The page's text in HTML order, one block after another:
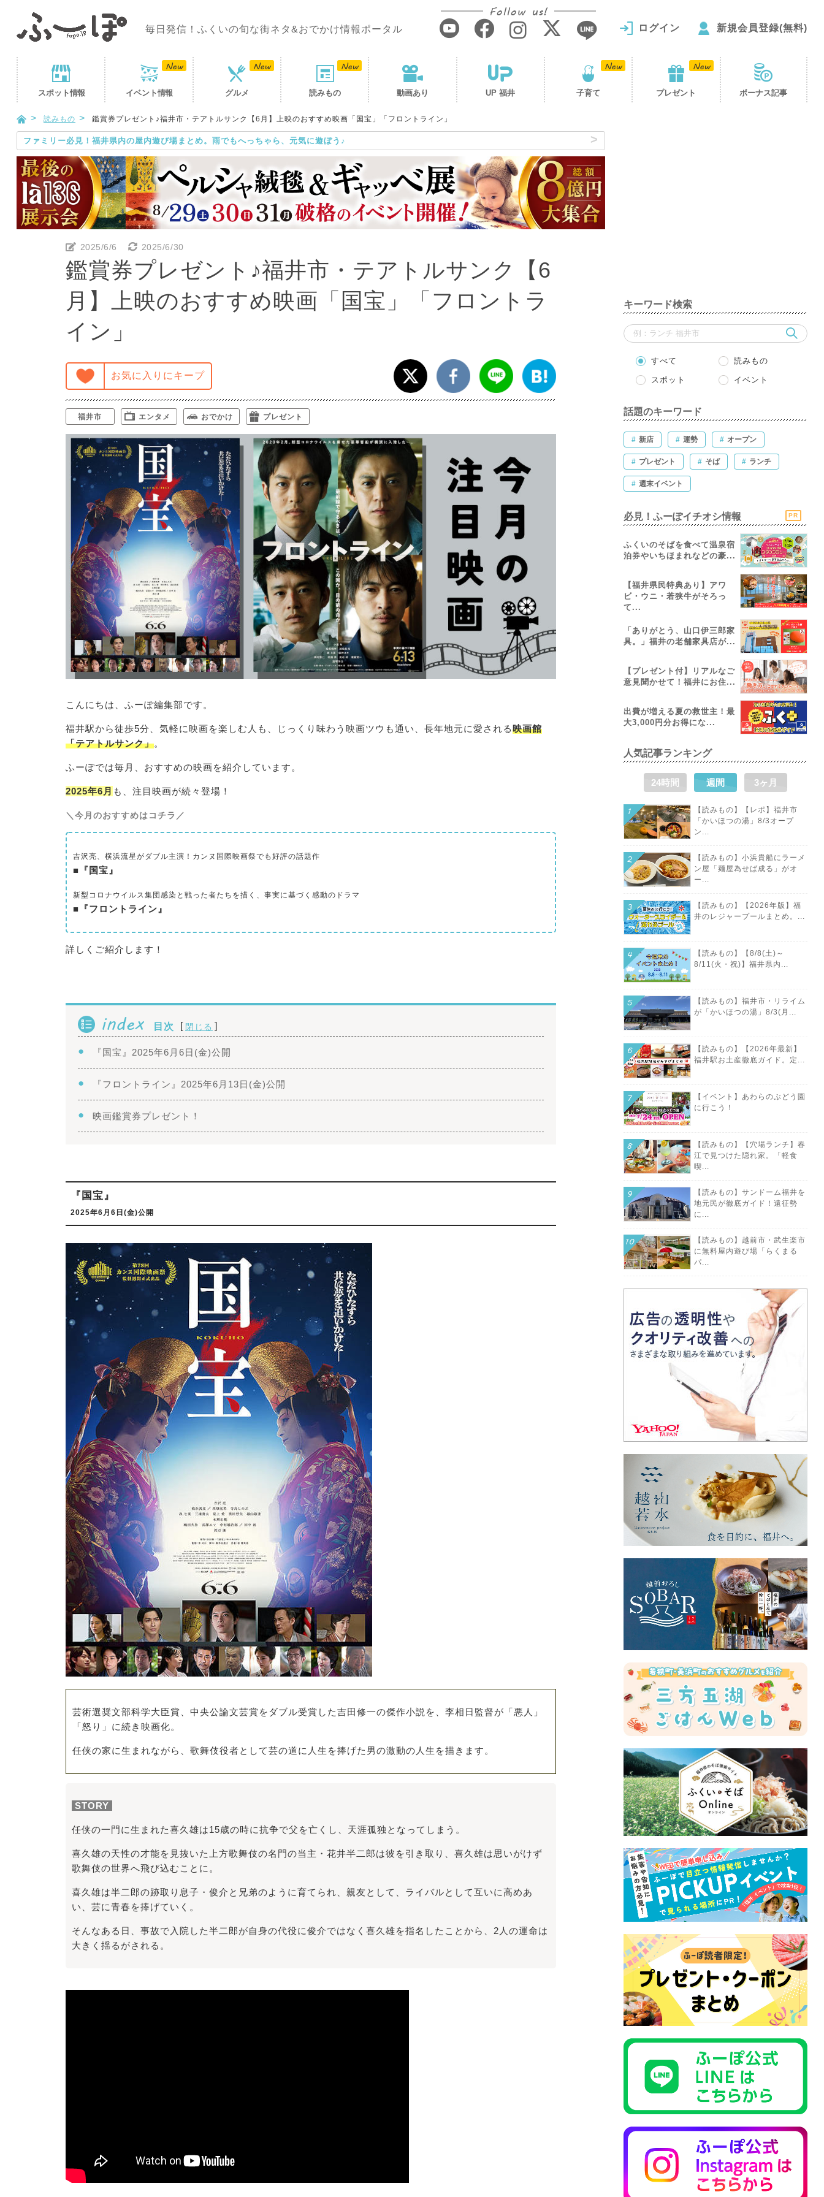
毎日発信！ふくいの旬な街ネタ&おでかけ情報ポータル
Follow us!
ログイン 新規会員登録(無料)
スポット情報 イベント情報 グルメ 読みもの 動画あり UP 福井 子育て プレゼント ボーナス記事
読みもの 鑑賞券プレゼント♪福井市・テアトルサンク【6月】上映のおすすめ映画「国宝」「フロントライン」
ファミリー必見！福井県内の屋内遊び場まとめ。雨でもへっちゃら、元気に遊ぼう♪
2025/6/6 2025/6/30
鑑賞券プレゼント♪福井市・テアトルサンク【6
月】上映のおすすめ映画「国宝」「フロントラ
イン」
お気に入りにキープ
福井市 エンタメ おでかけ プレゼント
こんにちは、ふーぽ編集部です。
福井駅から徒歩5分、気軽に映画を楽しむ人も、じっくり味わう映画ツウも通い、長年地元に愛される映画館
「テアトルサンク」。
ふーぽでは毎月、おすすめの映画を紹介しています。
2025年6月 も、注目映画が続々登場！
＼今月のおすすめはコチラ／
吉沢亮、横浜流星がダブル主演！カンヌ国際映画祭でも好評の話題作
■『国宝』
新型コロナウイルス集団感染と戦った者たちを描く、事実に基づく感動のドラマ
■『フロントライン』
詳しくご紹介します！
index 目次 [ 閉じる ]
『国宝』2025年6月6日(金)公開
『フロントライン』2025年6月13日(金)公開
映画鑑賞券プレゼント！
『国宝』
2025年6月6日(金)公開
芸術選奨文部科学大臣賞、中央公論文芸賞をダブル受賞した吉田修一の傑作小説を、李相日監督が「悪人」
「怒り」に続き映画化。
任侠の家に生まれながら、歌舞伎役者として芸の道に人生を捧げた男の激動の人生を描きます。
STORY
任侠の一門に生まれた喜久雄は15歳の時に抗争で父を亡くし、天涯孤独となってしまう。
喜久雄の天性の才能を見抜いた上方歌舞伎の名門の当主・花井半二郎は彼を引き取り、喜久雄は思いがけず
歌舞伎の世界へ飛び込むことに。
喜久雄は半二郎の跡取り息子・俊介と兄弟のように育てられ、親友として、ライバルとして互いに高めあ
い、芸に青春を捧げていく。
そんなある日、事故で入院した半二郎が自身の代役に俊介ではなく喜久雄を指名したことから、2人の運命は
大きく揺るがされる。
キーワード検索
すべて 読みもの
スポット イベント
話題のキーワード
# 新店 # 運勢 # オープン
# プレゼント # そば # ランチ
# 週末イベント
必見！ふーぽイチオシ情報 PR
ふくいのそばを食べて温泉宿
泊券やいちほまれなどの豪...
【福井県民特典あり】アワ
ビ・ウニ・若狭牛がそろっ
て...
「ありがとう、山口伊三郎家
具。」福井の老舗家具店が...
【プレゼント付】リアルなご
意見聞かせて！福井にお住...
出費が増える夏の救世主！最
大3,000円分お得にな...
人気記事ランキング
24時間 週間 3ヶ月
【読みもの】【レポ】福井市
「かいほつの湯」8/3オープ
ン...
【読みもの】小浜貴船にラーメ
ン屋「麺屋為せば成る」がオ
ー...
【読みもの】【2026年版】福
井のレジャープールまとめ。...
【読みもの】【8/8(土)～
8/11(火・祝)】福井県内...
【読みもの】福井市・リライム
が「かいほつの湯」8/3(月...
【読みもの】【2026年最新】
福井駅お土産徹底ガイド。定...
【イベント】あわらのぶどう園
に行こう！
【読みもの】【穴場ランチ】春
江で見つけた隠れ家。「軽食
喫...
【読みもの】サンドーム福井を
地元民が徹底ガイド！遠征勢
に...
【読みもの】越前市・武生楽市
に無料屋内遊び場「らくまる
パ...